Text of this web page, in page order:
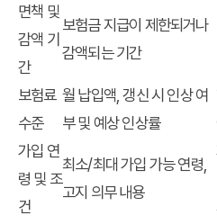
면책 및
감액 기
간
보험금 지급이 제한되거나
감액되는 기간
보험료
수준
월 납입액, 갱신 시 인상 여
부 및 예상 인상률
가입 연
령 및 조
건
최소/최대 가입 가능 연령,
고지 의무 내용